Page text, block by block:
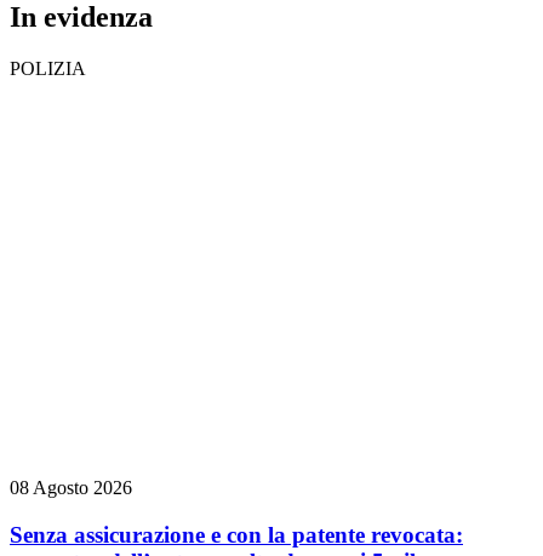
In evidenza
POLIZIA
08 Agosto 2026
Senza assicurazione e con la patente revocata: